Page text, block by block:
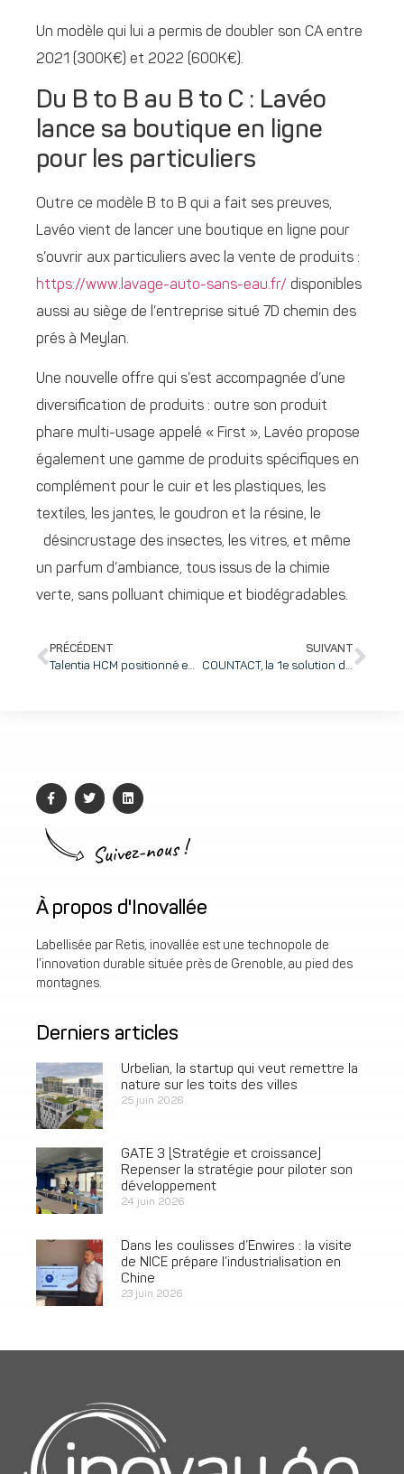
Un modèle qui lui a permis de doubler son CA entre
2021 (300K€) et 2022 (600K€).
Du B to B au B to C : Lavéo
lance sa boutique en ligne
pour les particuliers
Outre ce modèle B to B qui a fait ses preuves,
Lavéo vient de lancer une boutique en ligne pour
s’ouvrir aux particuliers avec la vente de produits :
https://www.lavage-auto-sans-eau.fr/ disponibles
aussi au siège de l’entreprise situé 7D chemin des
prés à Meylan.
Une nouvelle offre qui s’est accompagnée d’une
diversification de produits : outre son produit
phare multi-usage appelé « First », Lavéo propose
également une gamme de produits spécifiques en
complément pour le cuir et les plastiques, les
textiles, les jantes, le goudron et la résine, le
désincrustage des insectes, les vitres, et même
un parfum d’ambiance, tous issus de la chimie
verte, sans polluant chimique et biodégradables.
PRÉCÉDENT
Talentia HCM positionné en tant que Core Challenger par Fosway dans la 9-Grid™ 2023 pour ses solutions globales cloud RH
SUIVANT
COUNTACT, la 1e solution de digitale de sureté-sécurité séduit le géant Becton Dickinson
Suivez-nous !
À propos d'Inovallée
Labellisée par Retis, inovallée est une technopole de
l’innovation durable située près de Grenoble, au pied des
montagnes.
Derniers articles
Urbelian, la startup qui veut remettre la
nature sur les toits des villes
25 juin 2026
GATE 3 [Stratégie et croissance]
Repenser la stratégie pour piloter son
développement
24 juin 2026
Dans les coulisses d’Enwires : la visite
de NICE prépare l’industrialisation en
Chine
23 juin 2026